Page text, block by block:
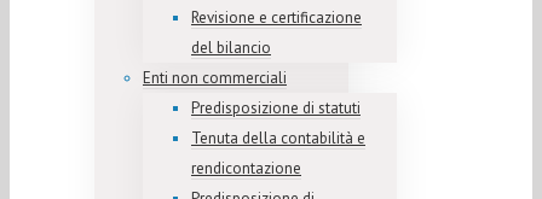
Revisione e certificazione
del bilancio
Enti non commerciali
Predisposizione di statuti
Tenuta della contabilità e
rendicontazione